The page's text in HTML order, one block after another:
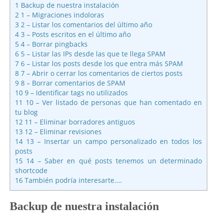
1 Backup de nuestra instalación
2 1 – Migraciones indoloras
3 2 – Listar los comentarios del último año
4 3 – Posts escritos en el último año
5 4 – Borrar pingbacks
6 5 – Listar las IPs desde las que te llega SPAM
7 6 – Listar los posts desde los que entra más SPAM
8 7 – Abrir o cerrar los comentarios de ciertos posts
9 8 – Borrar comentarios de SPAM
10 9 – Identificar tags no utilizados
11 10 – Ver listado de personas que han comentado en
tu blog
12 11 – Eliminar borradores antiguos
13 12 – Eliminar revisiones
14 13 – Insertar un campo personalizado en todos los
posts
15 14 – Saber en qué posts tenemos un determinado
shortcode
16 También podría interesarte....
Backup de nuestra instalación